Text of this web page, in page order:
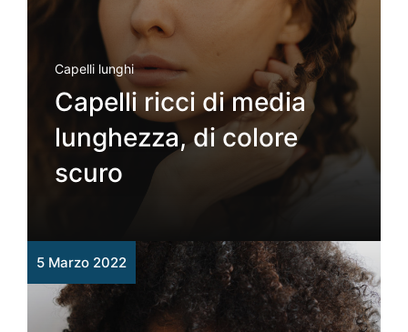
Capelli lunghi
Capelli ricci di media
lunghezza, di colore
scuro
5 Marzo 2022